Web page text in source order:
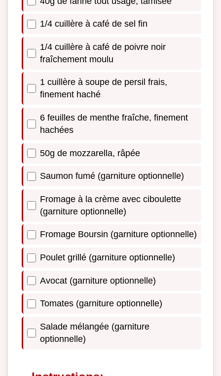
1/4 cuillère à café de sel fin
1/4 cuillère à café de poivre noir
fraîchement moulu
1 cuillère à soupe de persil frais,
finement haché
6 feuilles de menthe fraîche, finement
hachées
50g de mozzarella, râpée
Saumon fumé (garniture optionnelle)
Fromage à la crème avec ciboulette
(garniture optionnelle)
Fromage Boursin (garniture optionnelle)
Poulet grillé (garniture optionnelle)
Avocat (garniture optionnelle)
Tomates (garniture optionnelle)
Salade mélangée (garniture
optionnelle)